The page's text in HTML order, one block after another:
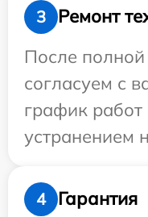
3
Ремонт
После
согласуем с
график
устранением
4 Гарантия